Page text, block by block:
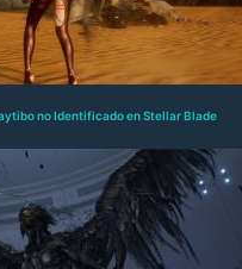
no Identificado en Stellar Blade